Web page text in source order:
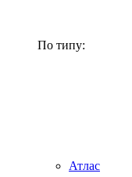
По типу:
Атлас